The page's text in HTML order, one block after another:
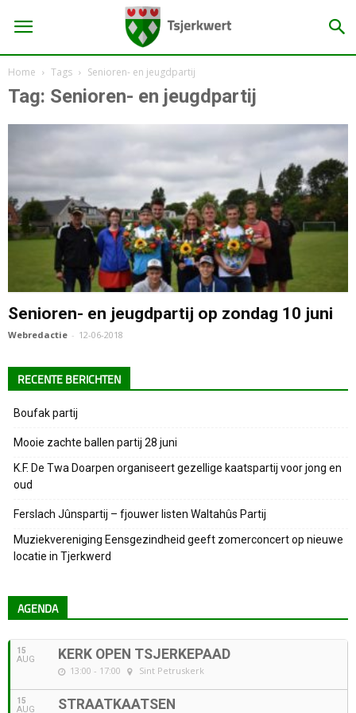
Home Tags Senioren- en jeugdpartij
Tag: Senioren- en jeugdpartij
Senioren- en jeugdpartij op zondag 10 juni
Webredactie - 12-06-2018
RECENTE BERICHTEN
Boufak partij
Mooie zachte ballen partij 28 juni
K.F. De Twa Doarpen organiseert gezellige kaatspartij voor jong en
oud
Ferslach Jûnspartij – fjouwer listen Waltahûs Partij
Muziekvereniging Eensgezindheid geeft zomerconcert op nieuwe
locatie in Tjerkwerd
AGENDA
15
AUG KERK OPEN TSJERKEPAAD
13:00 - 17:00 Sint Petruskerk
15
AUG STRAATKAATSEN